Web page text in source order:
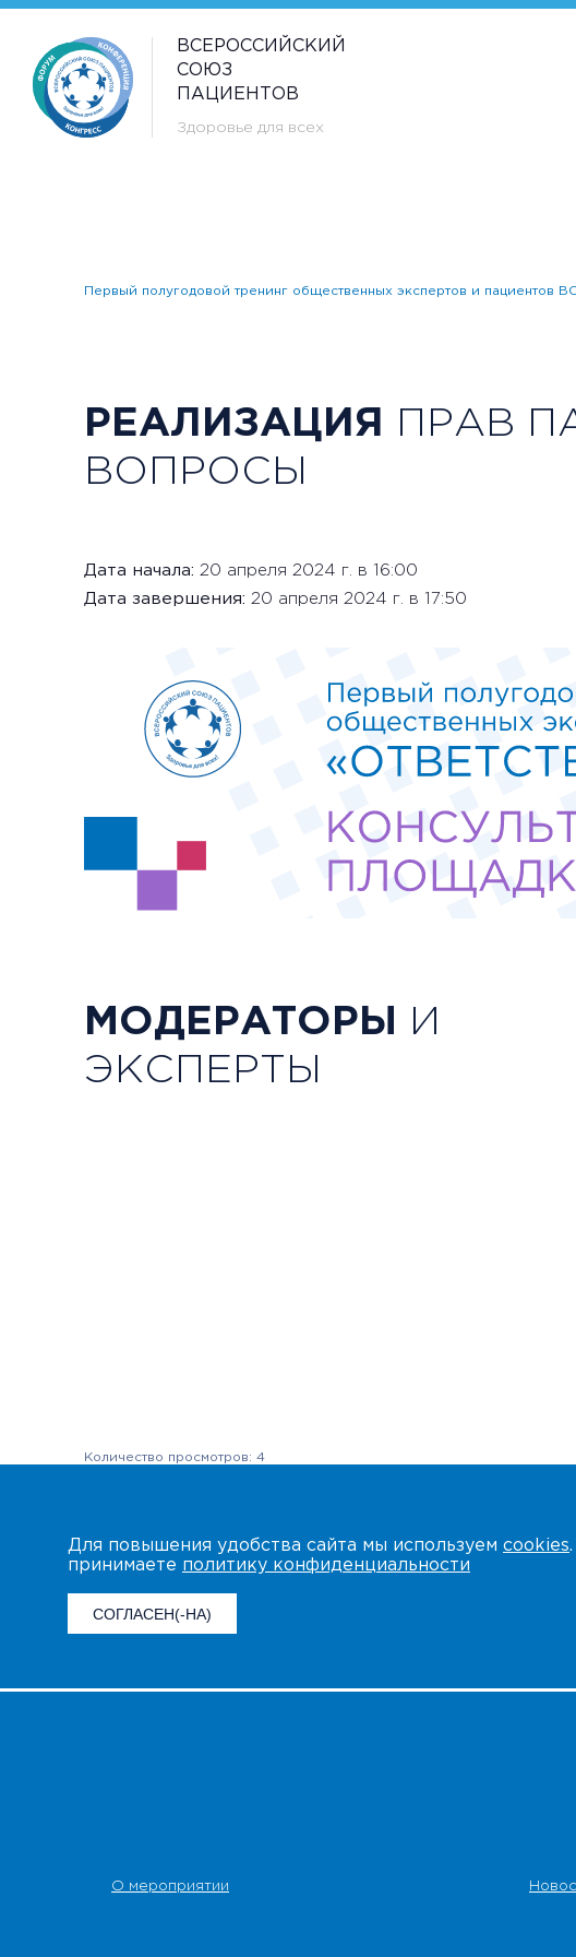
ВСЕРОССИЙСКИЙ
СОЮЗ
ПАЦИЕНТОВ
Здоровье для всех
Первый полугодовой тренинг общественных экспертов и пациентов
РЕАЛИЗАЦИЯ
ПРАВ
ВОПРОСЫ
Дата начала: 20 апреля 2024 г. в 16:00
Дата завершения: 20 апреля 2024 г. в 17:50
МОДЕРАТОРЫ
И
ЭКСПЕРТЫЮрист по защите прав пациентов,
консультант "Семейной приемной"
Количество просмотров: 4
Для повышения удобства сайта мы используем cookies
принимаете политику конфиденциальности
СОГЛАСЕН(-НА)
О мероприятии